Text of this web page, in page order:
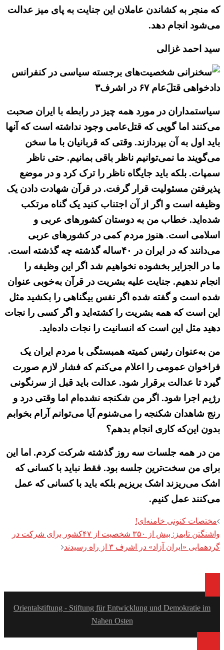
که منجر به کشاندن عاملان این جنایت به پای میز عدالت
می‌شود انجام دهد.
سید احمد غزالی
سیاستمداران در مورد همه چیز در رابطه با ایران صحبت
می‌کنند اما گویی که قتل‌عامی وجود نداشته است که آنها
باید اول به آن بپردازند. وقتی که قربانیان با ما سخن
می‌گویند ما نمی‌توانیم ناظر باقی بمانیم. حتی ناظر
سمپات. بلکه باید جایگاه ناظر را ترک کرد و در موضع
پذیرفتن مسئولیت قرار گرفت. در قرآن شهادت دادن یک
وظیفه است و اگر از آن اجتناب کنید یک گناه مرتکب
شده‌اید. خطاب من به دوستان کشورهای عربی و
اسلامی است. هنوز مردم کمی در کشورهای عربی
می‌دانند که در ایران در ۴۰ساله گذشته چه گذشته است.
ما در الجزایر بخشوده نخواهیم شد اگر این وظیفه را
انجام ندهیم. جنایت علیه بشریت در قرآن به‌خوبی عنوان
شده است و گفته شده اگر نفس بیگناهی را بکشید مثل
این است که همه بشریت را کشته‌اید و اگر کسی را نجات
دهید مثل این است که انسانیت را نجات داده‌اید.
من به‌عنوان رئیس کمیته همبستگی با مردم ایران یک
فراخوان عمومی را اعلام می‌کنم که فشار لازم صورت
گیرد تا عدالت برقرار شود. عدالت باید قبل از سرنگونی
رژیم اجرا شود. اگر من شکنجه نشده‌ام اما وقتی درد و
رنج شاهدان شکنجه را می‌شنوم آیا می‌توانم آرام بخوابم
بدون این‌که کاری انجام بدهم؟
من در همه جلسات سه روز گذشته شرکت کردم. اما این
برای من سخت‌ترین جلسه بود. فقط نباید با کسانی که
اشک می‌ریزند اشک بریزیم بلکه باید با کسانی که عمل
می‌کنند عمل کنیم.
Post
navigation
مختصات کنونی خامنه‌ای!
واشنگتن تایمز:‌ بیش از ۳۵۰ شخصیت از ۴۷کشور برای شرکت در
گردهمایی «ایران آزاد» در اشرف ۳ از راه رسیدند
Orientalstiftung - Stiftung für Entwicklung und Demokratie im
Nahen Osten